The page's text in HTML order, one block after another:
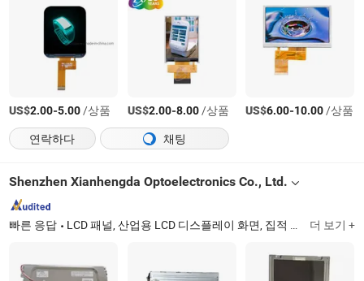
US$2.00-5.00/상품 US$2.00-8.00/상품 US$6.00-10.00/상품
연락하다
채팅
Shenzhen Xianhengda Optoelectronics Co., Ltd.
빠른 응답 LCD 패널, 산업용 LCD 디스플레이 화면, 집적 회로, IC 칩, 마이크로컨트롤러, 전자 부품, 터치 스크린, LCD 디스플레이 교체 더 보기 +